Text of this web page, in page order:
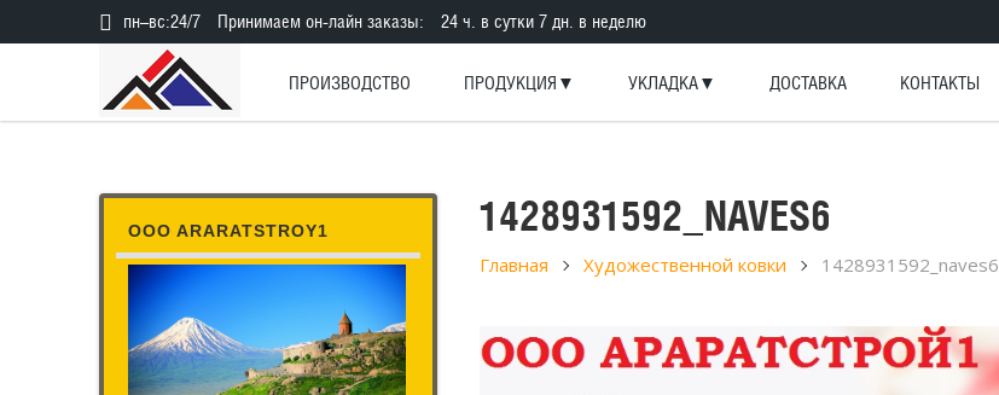
пн–вс:24/7 Принимаем он-лайн заказы: 24 ч. в сутки 7 дн. в неделю
ПРОИЗВОДСТВО ПРОДУКЦИЯ▼ УКЛАДКА▼ ДОСТАВКА КОНТАКТЫ
1428931592_NAVES6
Главная Художественной ковки 1428931592_naves6
OOO ARARATSTROY1